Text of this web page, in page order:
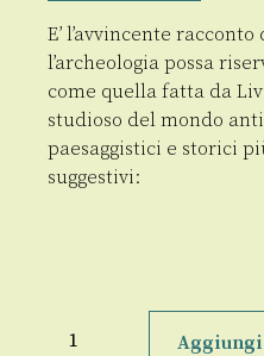
E’ l’avvincente
l’archeologia possa
come quella fatta da
studioso del mondo
paesaggistici e storici
suggestivi:
perduta